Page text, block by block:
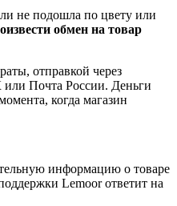
не подошла по цвету или
обмен на товар
отправкой через
Почта России. Деньги
когда магазин
информацию о товаре
Lemoor ответит на